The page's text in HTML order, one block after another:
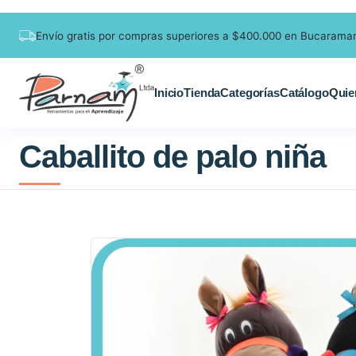
Envío gratis por compras superiores a $400.000 en
InicioTiendaCategoríasCatálogo
Caballito de palo niña